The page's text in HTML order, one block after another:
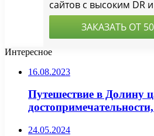
Интересное
16.08.2023
Путешествие в Долину
24.05.2024